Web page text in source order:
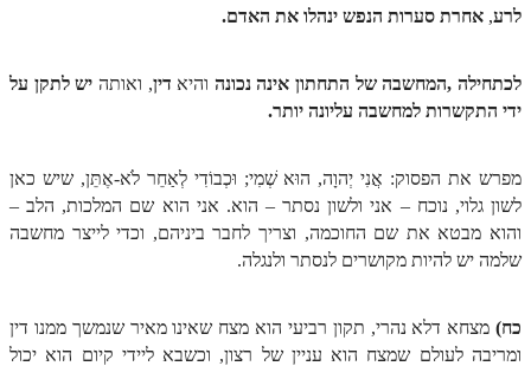
פרשת שמיני מתחילים
ספר הזוהר פרשת תזריע למתחילים
זוהר מצורע מתחילים
זוהר מצורע למתקדמים
זוהר אחרי מות למתקדמים
לרע, אחרת סערות הנפש ינהלו את האדם.
לכתחילה ,המחשבה של התחתון אינה נכונה והיא דין, ואותה יש לתקן על
ידי התקשרות למחשבה עליונה יותר.
מפרש את הפסוק: אֲנִי יְהוָה, הוּא שְׁמִי; וּכְבוֹדִי לְאַחֵר לֹא-אֶתֵּן, שיש כאן
לשון גלוי, נוכח – אני ולשון נסתר – הוא. אני הוא שם המלכות, הלב –
והוא מבטא את שם החוכמה, וצריך לחבר ביניהם, וכדי לייצר מחשבה
שלמה יש להיות מקושרים לנסתר ולנגלה.
כח) מצחא דלא נהרי, תקון רביעי הוא מצח שאינו מאיר שנמשך ממנו דין
ומריבה לעולם שמצח הוא עניין של רצון, וכשבא ליידי קיום הוא יכול